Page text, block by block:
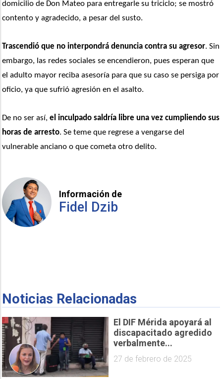
domicilio de Don Mateo para entregarle su triciclo; se mostró
contento y agradecido, a pesar del susto.
Trascendió que no interpondrá denuncia contra su agresor. Sin
embargo, las redes sociales se encendieron, pues esperan que
el adulto mayor reciba asesoría para que su caso se persiga por
oficio, ya que sufrió agresión en el asalto.
De no ser así, el inculpado saldría libre una vez cumpliendo sus
horas de arresto. Se teme que regrese a vengarse del
vulnerable anciano o que cometa otro delito.
Información de
Fidel Dzib
Noticias Relacionadas
El DIF Mérida apoyará al
discapacitado agredido
verbalmente...
27 de febrero de 2025